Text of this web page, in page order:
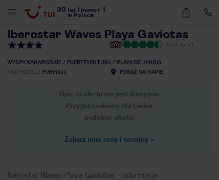
30 lat numer 1
w Polsce
28
Iberostar Waves Playa Gaviotas
(2249 opinii)
WYSPY KANARYJSKIE FUERTEVENTURA
PLAYA DE JANDIA
KOD HOTELU FUE11033 POKAŻ NA MAPIE
Ups, ta oferta nie jest dostępna.
Przygotowaliśmy dla Ciebie
podobne oferty:
Zobacz inne ceny i terminy »
Iberostar Waves Playa Gaviotas - informacje